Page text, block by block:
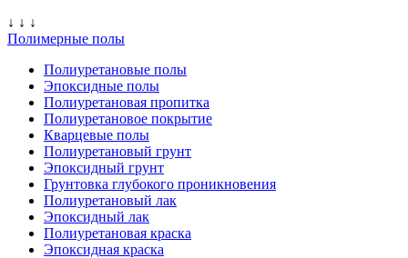
↓ ↓ ↓
Полимерные полы
Полиуретановые полы
Эпоксидные полы
Полиуретановая пропитка
Полиуретановое покрытие
Кварцевые полы
Полиуретановый грунт
Эпоксидный грунт
Грунтовка глубокого проникновения
Полиуретановый лак
Эпоксидный лак
Полиуретановая краска
Эпоксидная краска